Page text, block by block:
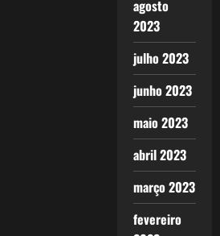
agosto
2023
julho 2023
junho 2023
maio 2023
abril 2023
março 2023
fevereiro